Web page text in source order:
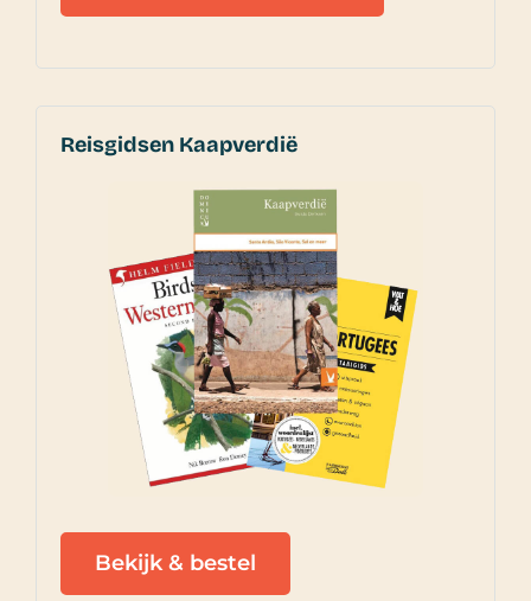
Reisgidsen Kaapverdië
Bekijk & bestel